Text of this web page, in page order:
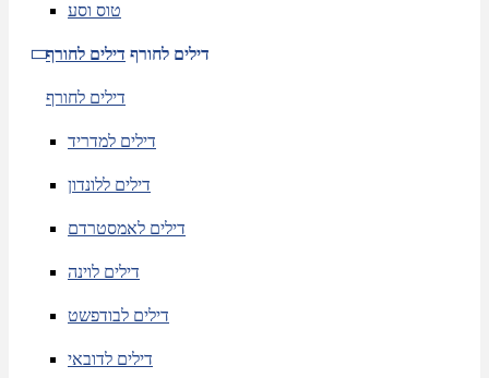
טוס וסע
דילים לחורף דילים לחורף
דילים לחורף
דילים למדריד
דילים ללונדון
דילים לאמסטרדם
דילים לוינה
דילים לבודפשט
דילים לדובאי